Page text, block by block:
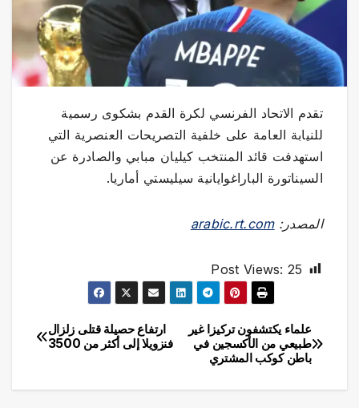
تقدم الاتحاد الفرنسي لكرة القدم بشكوى رسمية
للنيابة العامة على خلفية التصريحات العنصرية التي
استهدفت قائد المنتخب كيليان مبابي والصادرة عن
السيناتورة الباراغوايانية سيليستي أماريا.
المصدر:arabic.rt.com
Post Views: 25
تصفّح
المقالات
ارتفاع حصيلة قتلى زلزال
فنزويلا إلى أكثر من 3500
علماء يكتشفون تركيزا غير
طبيعي من الأكسجين في
باطن كوكب المشتري